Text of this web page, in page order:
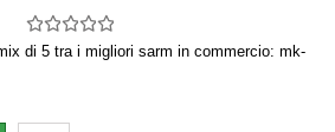
di 5 tra i migliori sarm in commercio: mk-